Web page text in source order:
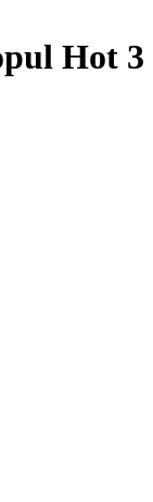
Hot 3